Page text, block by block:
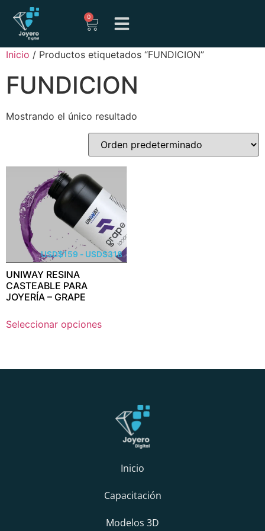
0
Inicio / Productos etiquetados “FUNDICION”
FUNDICION
Mostrando el único resultado
USD$159 - USD$318
UNIWAY RESINA
CASTEABLE PARA
JOYERÍA – GRAPE
Seleccionar opciones
Inicio
Capacitación
Modelos 3D